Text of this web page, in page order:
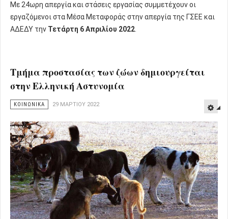
Με 24ωρη απεργία και στάσεις εργασίας συμμετέχουν οι
εργαζόμενοι στα Μέσα Μεταφοράς στην απεργία της ΓΣΕΕ και
ΑΔΕΔΥ την Τετάρτη 6 Απριλίου 2022.
Τμήμα προστασίας των ζώων δημιουργείται
στην Ελληνική Αστυνομία
ΚΟΙΝΩΝΙΚΑ 29 ΜΑΡΤΊΟΥ 2022